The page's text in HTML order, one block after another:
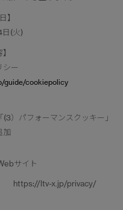
】
(火)
シー
guide/cookiepolicy
）パフォーマンスクッキー」
加
サイト
https://ltv-x.jp/privacy/